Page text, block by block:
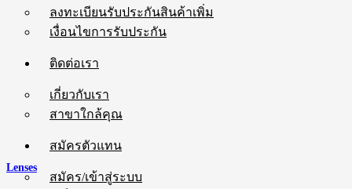
ลงทะเบียนรับประกันสินค้าเพิ่ม
เงื่อนไขการรับประกัน
ติดต่อเรา
เกี่ยวกับเรา
สาขาใกล้คุณ
สมัครตัวแทน
สมัคร/เข้าสู่ระบบ
Lenses